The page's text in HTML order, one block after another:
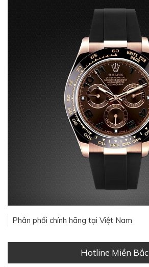
Phân phối chính hãng tại Việt Nam
Hotline Miền Bắc